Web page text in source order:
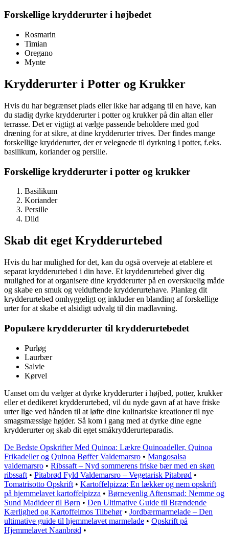
Forskellige krydderurter i højbedet
Rosmarin
Timian
Oregano
Mynte
Krydderurter i Potter og Krukker
Hvis du har begrænset plads eller ikke har adgang til en have, kan
du stadig dyrke krydderurter i potter og krukker på din altan eller
terrasse. Det er vigtigt at vælge passende beholdere med god
dræning for at sikre, at dine krydderurter trives. Der findes mange
forskellige krydderurter, der er velegnede til dyrkning i potter, f.eks.
basilikum, koriander og persille.
Forskellige krydderurter i potter og krukker
Basilikum
Koriander
Persille
Dild
Skab dit eget Krydderurtebed
Hvis du har mulighed for det, kan du også overveje at etablere et
separat krydderurtebed i din have. Et krydderurtebed giver dig
mulighed for at organisere dine krydderurter på en overskuelig måde
og skabe en smuk og velduftende krydderurtehave. Planlæg dit
krydderurtebed omhyggeligt og inkluder en blanding af forskellige
urter for at skabe et alsidigt udvalg til din madlavning.
Populære krydderurter til krydderurtebedet
Purløg
Laurbær
Salvie
Kørvel
Uanset om du vælger at dyrke krydderurter i højbed, potter, krukker
eller et dedikeret krydderurtebed, vil du nyde gavn af at have friske
urter lige ved hånden til at løfte dine kulinariske kreationer til nye
smagsmæssige højder. Så kom i gang med at dyrke dine egne
krydderurter og skab dit eget småkrydderurteparadis.
De Bedste Opskrifter Med Quinoa: Lækre Quinoadeller, Quinoa
Frikadeller og Quinoa Bøffer Valdemarsro • Mangosalsa
valdemarsro • Ribssaft – Nyd sommerens friske bær med en skøn
ribssaft • Pitabrød Fyld Valdemarsro – Vegetarisk Pitabrød •
Tomatrisotto Opskrift • Kartoffelpizza: En lækker og nem opskrift
på hjemmelavet kartoffelpizza • Børnevenlig Aftensmad: Nemme og
Sund Madideer til Børn • Den Ultimative Guide til Brændende
Kærlighed og Kartoffelmos Tilbehør• Jordbærmarmelade – Den
ultimative guide til hjemmelavet marmelade • Opskrift på
Hjemmelavet Naanbrød •